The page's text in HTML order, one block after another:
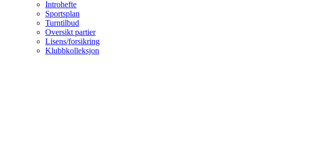
Introhefte
Sportsplan
Turntilbud
Oversikt partier
Lisens/forsikring
Klubbkolleksjon